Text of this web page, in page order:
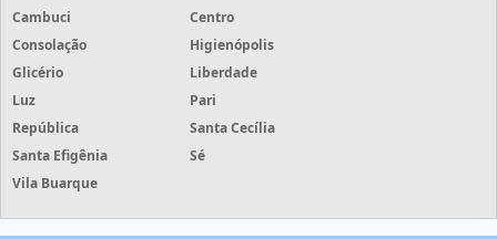
Cambuci
Centro
Consolação
Higienópolis
Glicério
Liberdade
Luz
Pari
República
Santa Cecília
Santa Efigênia
Sé
Vila Buarque